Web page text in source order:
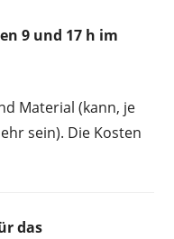
9 und 17 h im
Material (kann, je
sein). Die Kosten
das